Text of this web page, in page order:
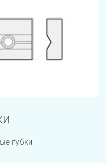
губки